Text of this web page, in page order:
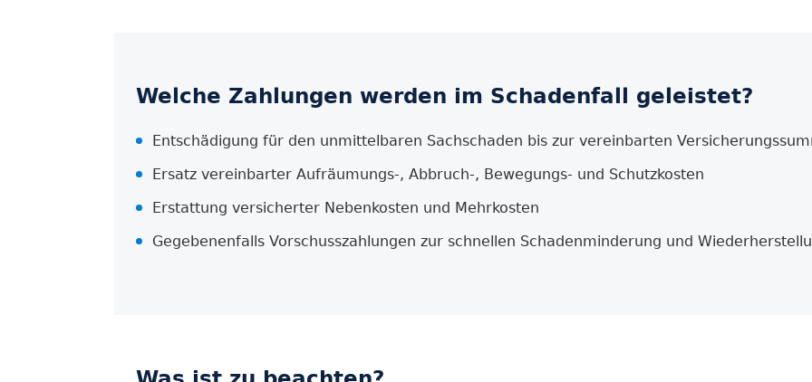
Welche Zahlungen werden im Schadenfall geleistet?
Entschädigung für den unmittelbaren Sachschaden bis zur vereinbarten
Ersatz vereinbarter Aufräumungs-, Abbruch-, Bewegungs- und Schutzkosten
Erstattung versicherter Nebenkosten und Mehrkosten
Gegebenenfalls Vorschusszahlungen zur schnellen Schadenminderung und